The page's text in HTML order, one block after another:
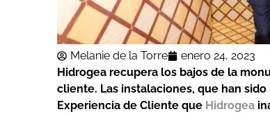
Melanie de la Torre
enero 24, 2023
Hidrogea recupera los bajos de la
cliente. Las instalaciones, que han
Experiencia de Cliente que Hidrogea